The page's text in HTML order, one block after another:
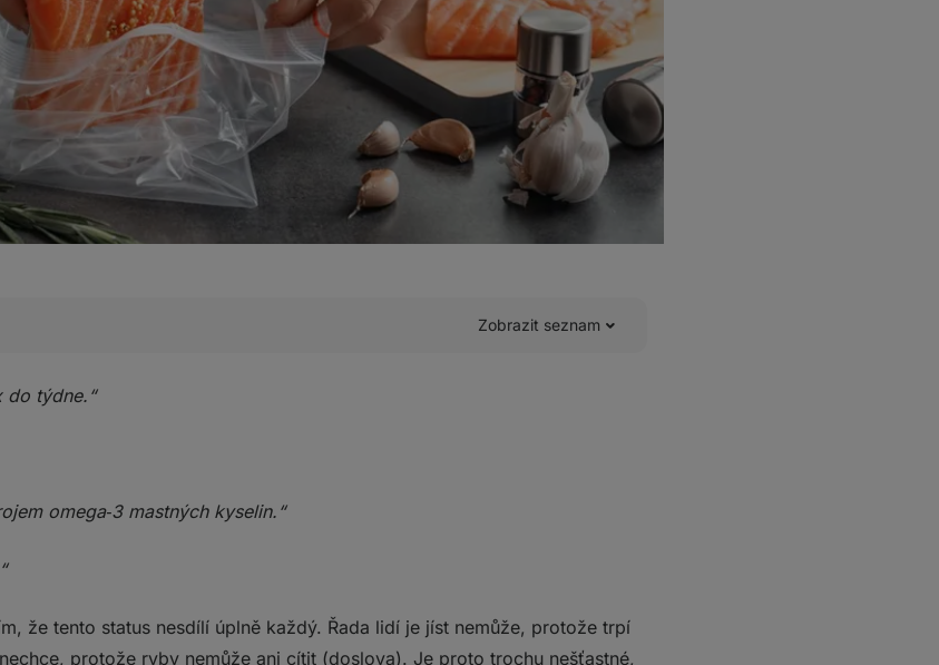
Zobrazit seznam
tak cenné?
náhradu za konzumaci ryb?
do týdne.“
omega‑3 mastných kyselin.“
že tento status nesdílí úplně každý. Řada lidí je jíst nemůže, protože trpí
protože ryby nemůže ani cítit (doslova). Je proto trochu nešťastné,